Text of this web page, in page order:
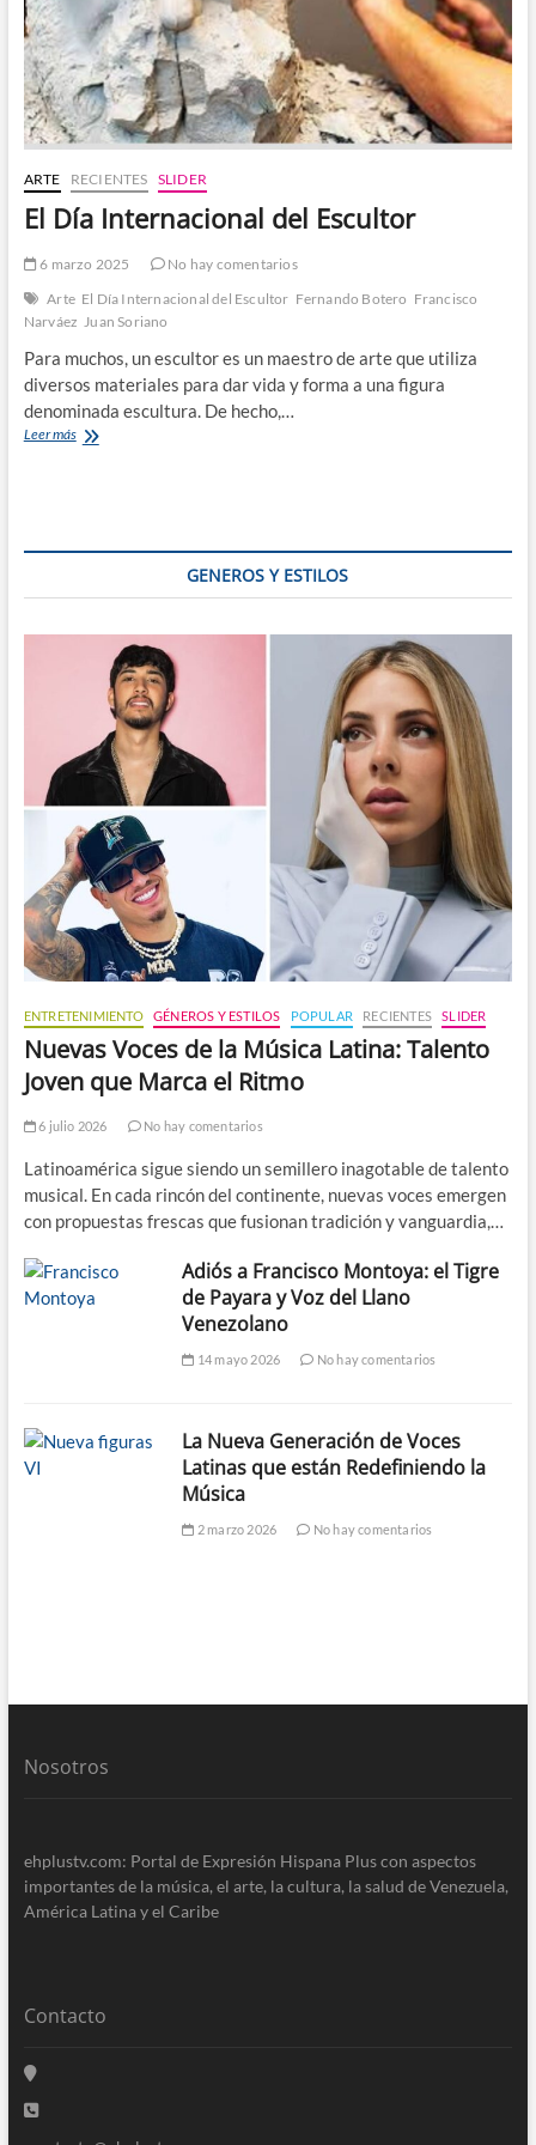
ARTE RECIENTES SLIDER
El Día Internacional del Escultor
6 marzo 2025
No hay comentarios
Arte El Día Internacional del Escultor Fernando Botero Francisco
Narváez Juan Soriano
Para muchos, un escultor es un maestro de arte que utiliza
diversos materiales para dar vida y forma a una figura
denominada escultura. De hecho,…
Leer másEl
GENEROS Y ESTILOS
ENTRETENIMIENTO GÉNEROS Y ESTILOS POPULAR RECIENTES SLIDER
Nuevas Voces de la Música Latina: Talento
Joven que Marca el Ritmo
6 julio 2026 No hay comentarios
Latinoamérica sigue siendo un semillero inagotable de talento
musical. En cada rincón del continente, nuevas voces emergen
con propuestas frescas que fusionan tradición y vanguardia,…
Adiós a Francisco Montoya: el Tigre
de Payara y Voz del Llano
Venezolano
14 mayo 2026 No hay comentarios
La Nueva Generación de Voces
Latinas que están Redefiniendo la
Música
2 marzo 2026 No hay comentarios
Nosotros
ehplustv.com: Portal de Expresión Hispana Plus con aspectos
importantes de la música, el arte, la cultura, la salud de Venezuela,
América Latina y el Caribe
Contacto